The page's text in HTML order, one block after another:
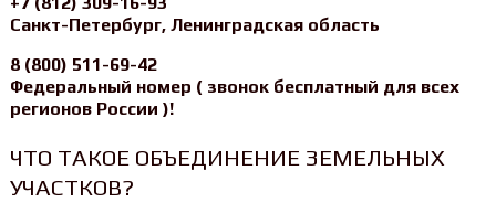
Санкт-Петербург, Ленинградская область
8 (800) 511-69-42
Федеральный номер ( звонок бесплатный для всех
регионов России )!
ЧТО ТАКОЕ ОБЪЕДИНЕНИЕ ЗЕМЕЛЬНЫХ
УЧАСТКОВ?